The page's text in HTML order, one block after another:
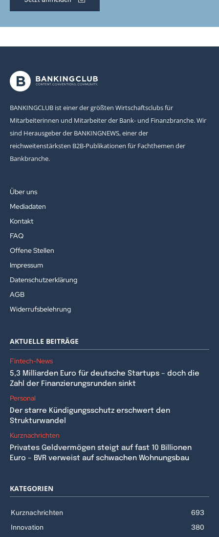
BANKINGCLUB ist einer der größten Wirtschaftsclubs für
Mitarbeiterinnen und Mitarbeiter der Bank- und Finanzbranche. Wir
sind Herausgeber der BANKINGNEWS, einer der
reichweitenstärksten B2B-Publikationen für Fachthemen der
Bankbranche.
Über uns
Mediadaten
Kontakt
FAQ
Offene Stellen
Impressum
Datenschutzerklärung
AGB
Widerrufsbelehrung
AKTUELLE BEITRÄGE
Fintech-News
5,3 Milliarden Euro für deutsche Startups – doch die
Zahl der Finanzierungsrunden sinkt
Personal
Der starre Kündigungsschutz erschwert den
Strukturwandel
Kurznachrichten
Privates Geldvermögen steigt auf fast 10 Billionen
Euro – BVR verweist auf schwachen Wohnungsbau
KATEGORIEN
Kurznachrichten
693
Innovation
380